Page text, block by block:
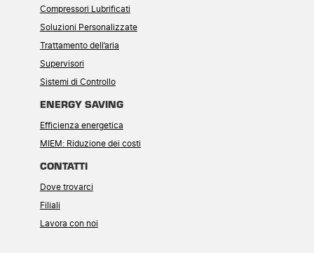
Compressori Lubrificati
Soluzioni Personalizzate
Trattamento dell’aria
Supervisori
Sistemi di Controllo
ENERGY SAVING
Efficienza energetica
MIEM: Riduzione dei costi
CONTATTI
Dove trovarci
Filiali
Lavora con noi